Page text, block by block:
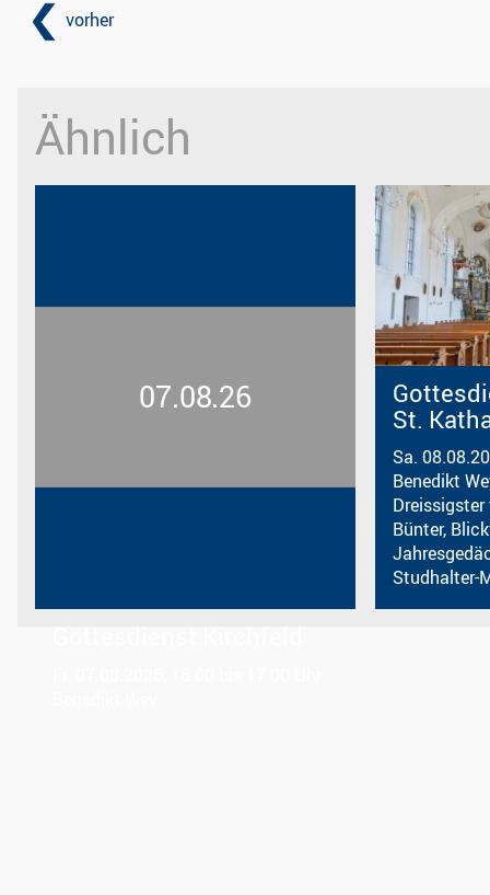
vorher
Ähnlich
07.08.26
St.
Sa.
Benedikt
Bünter,
Studhalter-